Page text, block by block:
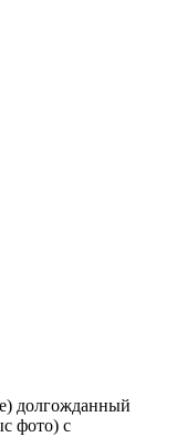
долгожданный
фото) с